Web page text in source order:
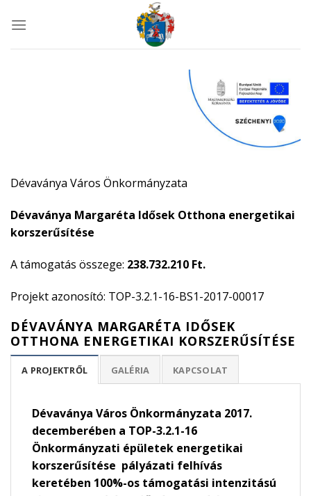
Dévaványa Város Önkormányzata
Dévaványa Margaréta Idősek Otthona energetikai
korszerűsítése
A támogatás összege: 238.732.210 Ft.
Projekt azonosító: TOP-3.2.1-16-BS1-2017-00017
DÉVAVÁNYA MARGARÉTA IDŐSEK
OTTHONA ENERGETIKAI KORSZERŰSÍTÉSE
A PROJEKTRŐL GALÉRIA KAPCSOLAT
Dévaványa Város Önkormányzata 2017.
decemberében a TOP-3.2.1-16
Önkormányzati épületek energetikai
korszerűsítése pályázati felhívás
keretében 100%-os támogatási intenzitású